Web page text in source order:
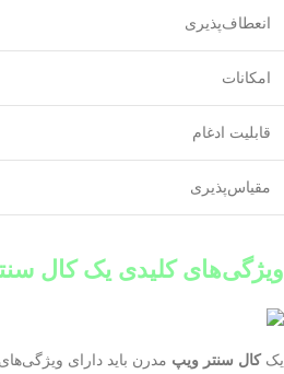
انعطاف‌پذیری
امکانات
قابلیت ادغام
مقیاس‌پذیری
ویژگی‌های کلیدی یک کال
یککال سنتر ویپ مدرن باید دارای